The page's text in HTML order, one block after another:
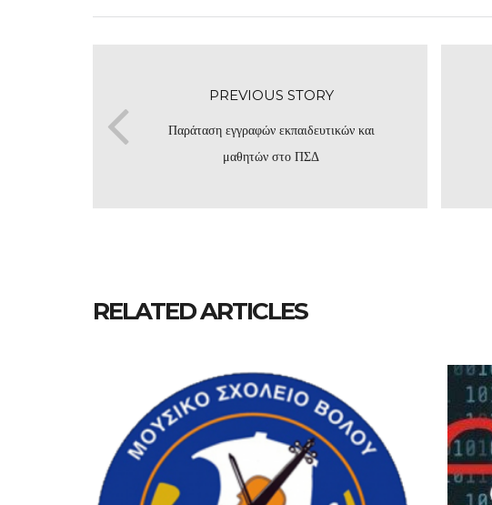
PREVIOUS STORY
Παράταση εγγραφών εκπαιδευτικών και
μαθητών στο ΠΣΔ
RELATED ARTICLES